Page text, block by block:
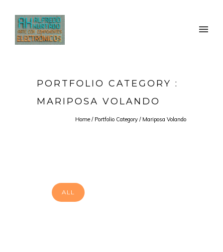
PORTFOLIO CATEGORY :
MARIPOSA VOLANDO
Home / Portfolio Category / Mariposa Volando
ALL